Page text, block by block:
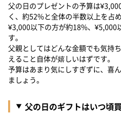
父の日のプレゼントの予算は
く、約52%と全体の半数以上を占
¥3,000以下の方が約18%、¥5,000
す。
父親としてはどんな金額でも気持
えること自体が嬉しいはずです。
予算はあまり気にしすぎずに、喜
ましょう。
父の日のギフトはいつ頃